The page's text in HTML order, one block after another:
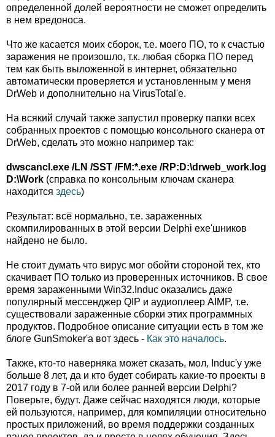
определенной долей вероятности не сможет определить
в нем вредоноса.
Что же касается моих сборок, т.е. моего ПО, то к счастью
заражения не произошло, т.к. любая сборка ПО перед
тем как быть выложенной в интернет, обязательно
автоматически проверяется и установленным у меня
DrWeb и дополнительно на VirusTotal'е.
На всякий случай также запустил проверку папки всех
собранных проектов с помощью консольного сканера от
DrWeb, сделать это можно например так:
dwscancl.exe /LN /SST /FM:*.exe /RP:D:\drweb_work.log
D:\Work (справка по консольным ключам сканера
находится здесь)
Результат: всё нормально, т.е. зараженных
скомпилированных в этой версии Delphi exe'шников
найдено не было.
Не стоит думать что вирус мог обойти стороной тех, кто
скачивает ПО только из проверенных источников. В свое
время зараженными Win32.Induc оказались даже
популярный мессенджер QIP и аудиоплеер AIMP, т.е.
существовали зараженные сборки этих программных
продуктов. Подробное описание ситуации есть в том же
блоге GunSmoker'а вот здесь - Как это началось.
Также, кто-то наверняка может сказать, мол, Induc'у уже
больше 8 лет, да и кто будет собирать какие-то проекты в
2017 году в 7-ой или более ранней версии Delphi?
Поверьте, будут. Даже сейчас находятся люди, которые
ей пользуются, например, для компиляции относительно
простых приложений, во время поддержки созданных